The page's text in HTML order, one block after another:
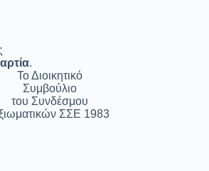
.
Το Διοικητικό
Συμβούλιο
του Συνδέσμου
ΣΣΕ 1983